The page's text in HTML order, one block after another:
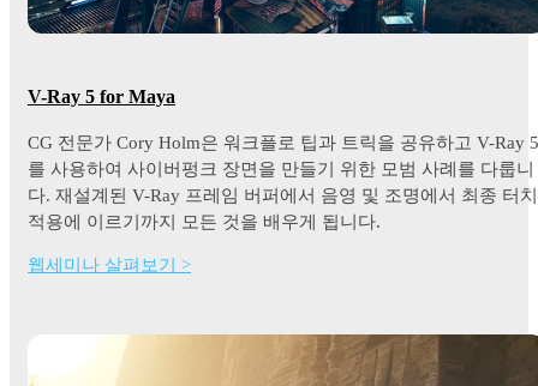
V-Ray 5 for Maya
CG 전문가 Cory Holm은 워크플로 팁과 트릭을 공유하고 V-Ray 5
를 사용하여 사이버펑크 장면을 만들기 위한 모범 사례를 다룹니
다. 재설계된 V-Ray 프레임 버퍼에서 음영 및 조명에서 최종 터치
적용에 이르기까지 모든 것을 배우게 됩니다.
웹세미나 살펴보기 >